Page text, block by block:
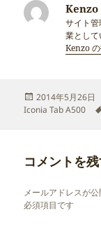
Kenzo
サイト
業として
Kenzo
投
稿
2014年5月26日
Iconia Tab A500
コメントを
メールアドレスが公
必須項目です